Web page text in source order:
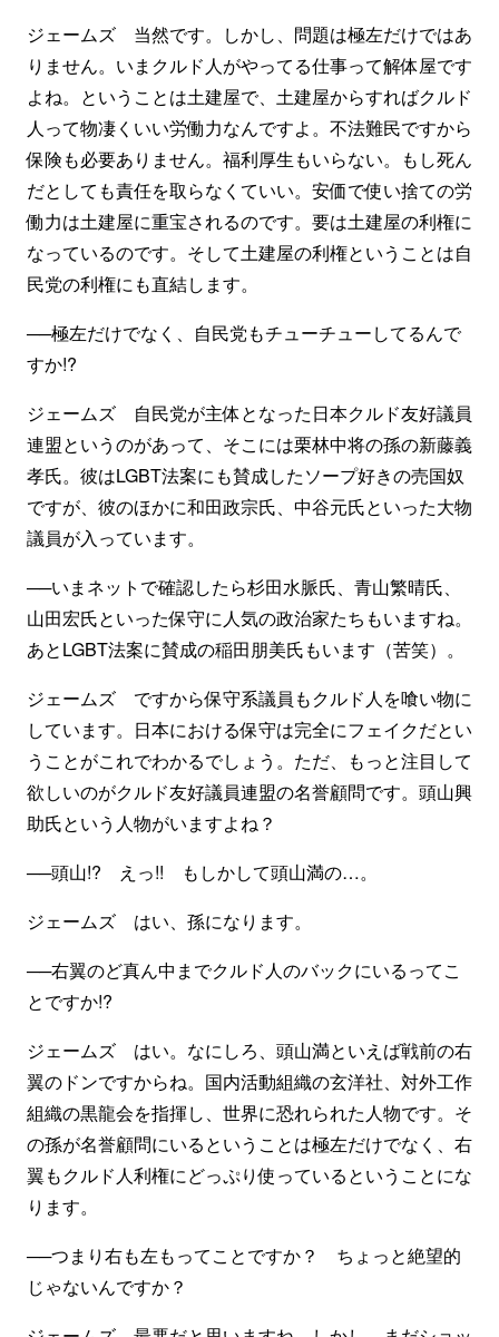
ジェームズ 当然です。しかし、問題は極左だけではあ
りません。いまクルド人がやってる仕事って解体屋です
よね。ということは土建屋で、土建屋からすればクルド
人って物凄くいい労働力なんですよ。不法難民ですから
保険も必要ありません。福利厚生もいらない。もし死ん
だとしても責任を取らなくていい。安価で使い捨ての労
働力は土建屋に重宝されるのです。要は土建屋の利権に
なっているのです。そして土建屋の利権ということは自
民党の利権にも直結します。
──極左だけでなく、自民党もチューチューしてるんで
すか!?
ジェームズ 自民党が主体となった日本クルド友好議員
連盟というのがあって、そこには栗林中将の孫の新藤義
孝氏。彼はLGBT法案にも賛成したソープ好きの売国奴
ですが、彼のほかに和田政宗氏、中谷元氏といった大物
議員が入っています。
──いまネットで確認したら杉田水脈氏、青山繁晴氏、
山田宏氏といった保守に人気の政治家たちもいますね。
あとLGBT法案に賛成の稲田朋美氏もいます（苦笑）。
ジェームズ ですから保守系議員もクルド人を喰い物に
しています。日本における保守は完全にフェイクだとい
うことがこれでわかるでしょう。ただ、もっと注目して
欲しいのがクルド友好議員連盟の名誉顧問です。頭山興
助氏という人物がいますよね？
──頭山!? えっ!! もしかして頭山満の…。
ジェームズ はい、孫になります。
──右翼のど真ん中までクルド人のバックにいるってこ
とですか!?
ジェームズ はい。なにしろ、頭山満といえば戦前の右
翼のドンですからね。国内活動組織の玄洋社、対外工作
組織の黒龍会を指揮し、世界に恐れられた人物です。そ
の孫が名誉顧問にいるということは極左だけでなく、右
翼もクルド人利権にどっぷり使っているということにな
ります。
──つまり右も左もってことですか？ ちょっと絶望的
じゃないんですか？